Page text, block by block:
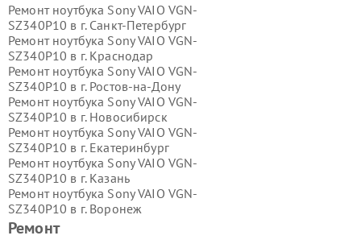
Ремонт
Ремонт ноутбука Sony VAIO VGN-
SZ340P10 в г. Санкт-Петербург
Ремонт ноутбука Sony VAIO VGN-
SZ340P10 в г. Краснодар
Ремонт ноутбука Sony VAIO VGN-
SZ340P10 в г. Ростов-на-Дону
Ремонт ноутбука Sony VAIO VGN-
SZ340P10 в г. Новосибирск
Ремонт ноутбука Sony VAIO VGN-
SZ340P10 в г. Екатеринбург
Ремонт ноутбука Sony VAIO VGN-
SZ340P10 в г. Казань
Ремонт ноутбука Sony VAIO VGN-
SZ340P10 в г. Воронеж
Ремонт ноутбука Sony VAIO VGN-
SZ340P10 в г.